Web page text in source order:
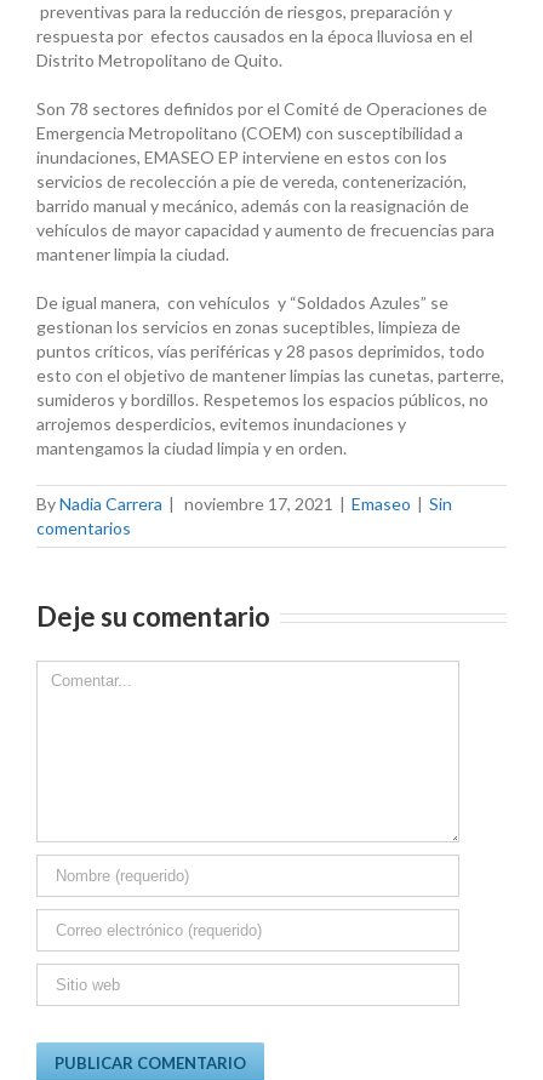
preventivas para la reducción de riesgos, preparación y
respuesta por efectos causados en la época lluviosa en el
Distrito Metropolitano de Quito.
Son 78 sectores definidos por el Comité de Operaciones de
Emergencia Metropolitano (COEM) con susceptibilidad a
inundaciones, EMASEO EP interviene en estos con los
servicios de recolección a pie de vereda, contenerización,
barrido manual y mecánico, además con la reasignación de
vehículos de mayor capacidad y aumento de frecuencias para
mantener limpia la ciudad.
De igual manera, con vehículos y “Soldados Azules” se
gestionan los servicios en zonas suceptibles, limpieza de
puntos críticos, vías periféricas y 28 pasos deprimidos, todo
esto con el objetivo de mantener limpias las cunetas, parterre,
sumideros y bordillos. Respetemos los espacios públicos, no
arrojemos desperdicios, evitemos inundaciones y
mantengamos la ciudad limpia y en orden.
ByNadia Carrera | noviembre 17, 2021 | Emaseo | Sin
comentarios
Deje su comentario
Comment